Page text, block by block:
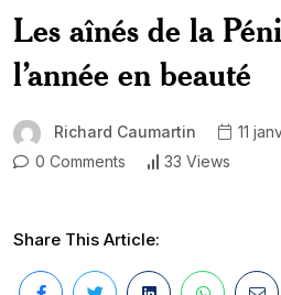
Les aînés de la
l’année en beauté
Richard Caumartin
11
0 Comments
33 Views
Share This Article: